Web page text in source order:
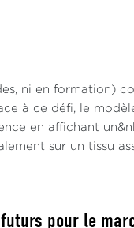
ni en formation)
à ce défi, le
en affichant
sur un tissu
pour le